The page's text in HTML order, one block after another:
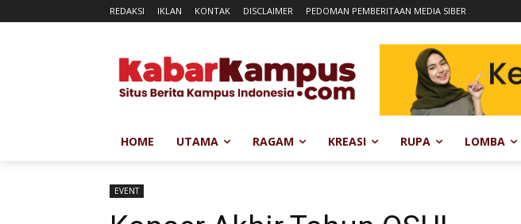
REDAKSI IKLAN KONTAK DISCLAIMER PEDOMAN PEMBERITAAN MEDIA SIBER
HOME UTAMA RAGAM KREASI RUPA LOMBA
EVENT